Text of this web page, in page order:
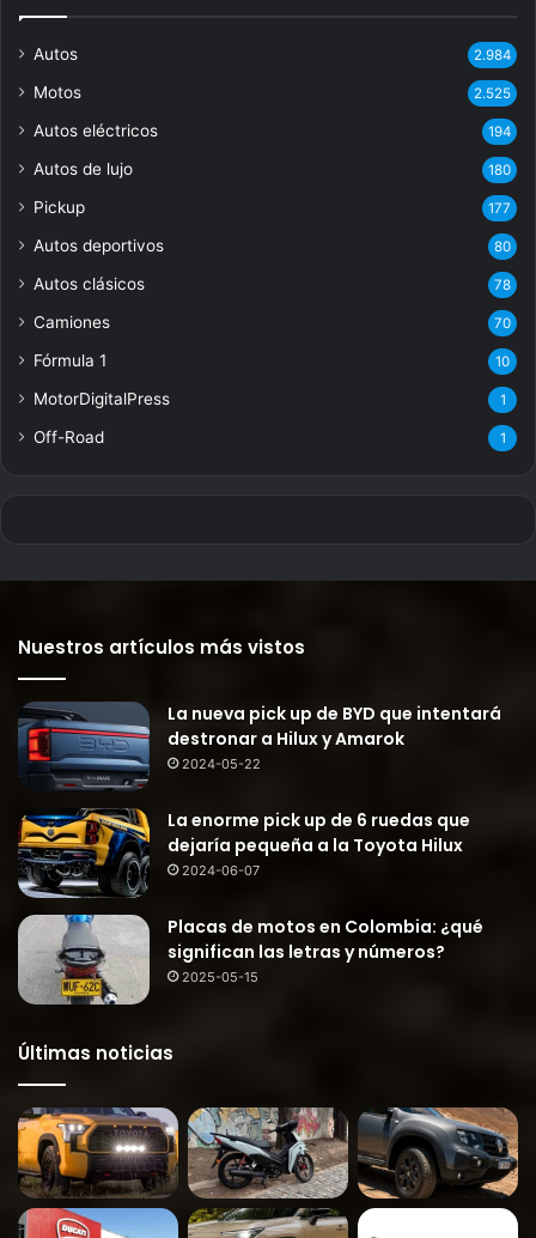
Autos 2.984
Motos 2.525
Autos eléctricos 194
Autos de lujo 180
Pickup 177
Autos deportivos 80
Autos clásicos 78
Camiones 70
Fórmula 1 10
MotorDigitalPress 1
Off-Road 1
Nuestros artículos más vistos
La nueva pick up de BYD que intentará
destronar a Hilux y Amarok
2024-05-22
La enorme pick up de 6 ruedas que
dejaría pequeña a la Toyota Hilux
2024-06-07
Placas de motos en Colombia: ¿qué
significan las letras y números?
2025-05-15
Últimas noticias